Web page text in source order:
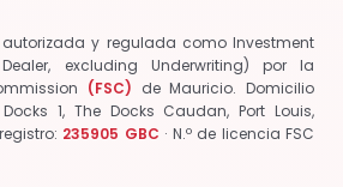
y regulada como Investment
excluding Underwriting) por la
(FSC) de Mauricio. Domicilio
1, The Docks Caudan, Port Louis,
235905 GBC · N.º de licencia FSC